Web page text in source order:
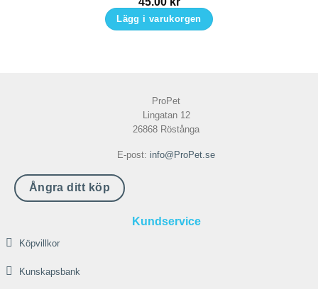
Lägg i varukorgen
ProPet
Lingatan 12
26868 Röstånga
E-post: info@ProPet.se
Ångra ditt köp
Kundservice
Köpvillkor
Kunskapsbank